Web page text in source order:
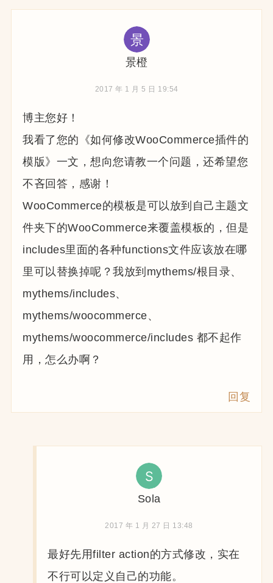
景橙
2017 年 1 月 5 日 19:54
博主您好！
我看了您的《如何修改WooCommerce插件的
模版》一文，想向您请教一个问题，还希望您
不吝回答，感谢！
WooCommerce的模板是可以放到自己主题文
件夹下的WooCommerce来覆盖模板的，但是
includes里面的各种functions文件应该放在哪
里可以替换掉呢？我放到mythems/根目录、
mythems/includes、
mythems/woocommerce、
mythems/woocommerce/includes 都不起作
用，怎么办啊？
回复
Sola
2017 年 1 月 27 日 13:48
最好先用filter action的方式修改，实在
不行可以定义自己的功能。